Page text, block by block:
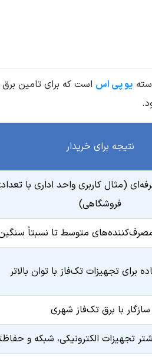
یو پی اس است که برای تامین
نتیجه برای خریدار
(مثال کاربری واحد اداری با
فروشگاهی)
متوسط تا نسبتاً
برای تجهیزات تک‌فاز با توان بالاتر
سازگار با برق تک‌فاز شهری
تجهیزات الکترونیکی، شبکه و